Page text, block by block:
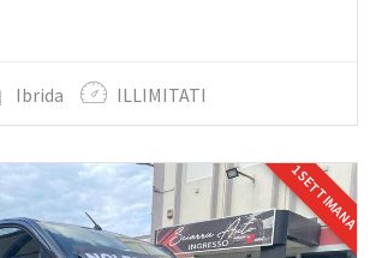
Ibrida ILLIMITATI
1 SETTIMANA